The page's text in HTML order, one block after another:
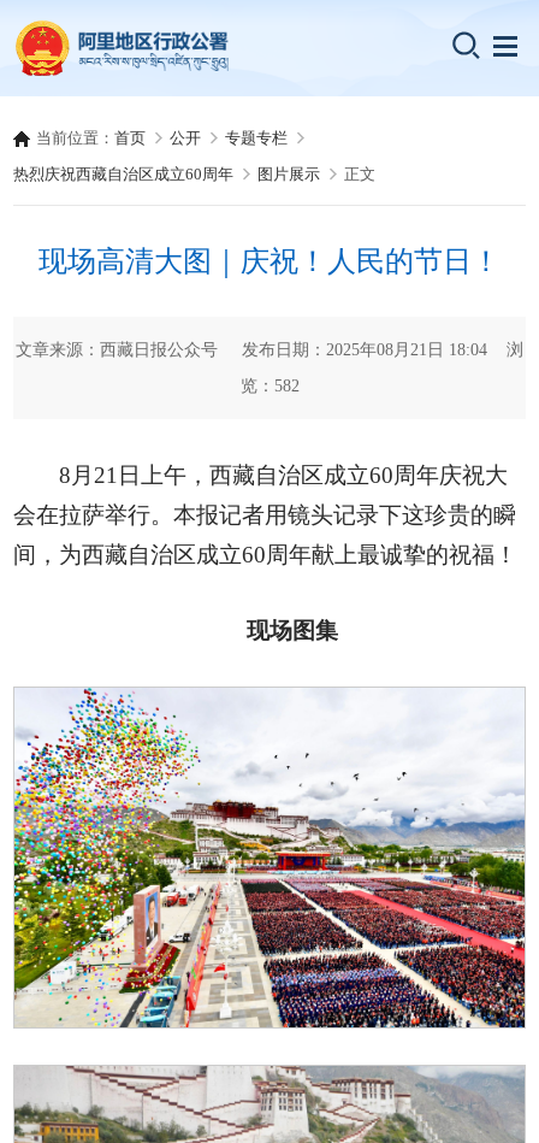
当前位置：首页 公开
专题专栏
热烈庆祝西藏自治区成立60周年
图片展示 正文
现场高清大图｜庆祝！人民的节日！
文章来源：西藏日报公众号 发布日期：2025年08月21日 18:04 浏
览： 582
8月21日上午，西藏自治区成立60周年庆祝大
会在拉萨举行。本报记者用镜头记录下这珍贵的瞬
间，为西藏自治区成立60周年献上最诚挚的祝福！
现场图集